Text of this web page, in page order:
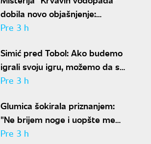
dobila novo objašnjenje:
Otkriven drevni ekosistem na
Pre 3 h
Simić pred Tobol: Ako budemo
igrali svoju igru, možemo da se
nadamo najboljem
Pre 3 h
Glumica šokirala priznanjem:
"Ne brijem noge i uopšte me
nije sramota"
Pre 3 h